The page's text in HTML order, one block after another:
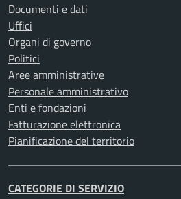
Documenti e dati
Uffici
Organi di governo
Politici
Aree amministrative
Personale amministrativo
Enti e fondazioni
Fatturazione elettronica
Pianificazione del territorio
CATEGORIE DI SERVIZIO